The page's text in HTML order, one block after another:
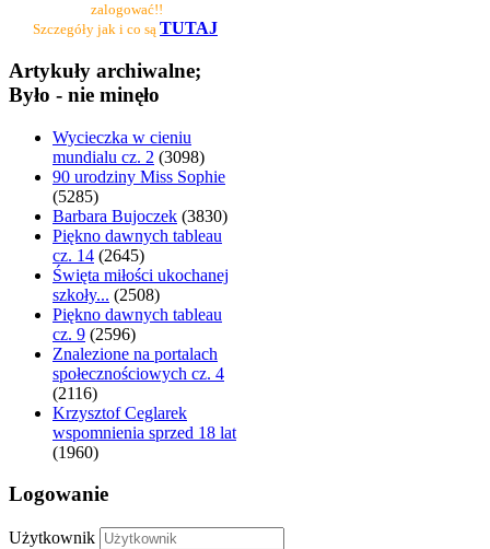
zalogować!!
Szczegóły jak i co są TUTAJ
Artykuły archiwalne;
Było - nie minęło
Wycieczka w cieniu
mundialu cz. 2 (3098)
90 urodziny Miss Sophie
(5285)
Barbara Bujoczek (3830)
Piękno dawnych tableau
cz. 14 (2645)
Święta miłości ukochanej
szkoły... (2508)
Piękno dawnych tableau
cz. 9 (2596)
Znalezione na portalach
społecznościowych cz. 4
(2116)
Krzysztof Ceglarek
wspomnienia sprzed 18 lat
(1960)
Logowanie
Użytkownik